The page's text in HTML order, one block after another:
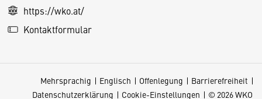
https://wko.at/
Kontaktformular
Mehrsprachig Englisch Offenlegung
Barrierefreiheit
Datenschutzerklärung
Cookie-Einstellungen © 2026 WKO
S
e